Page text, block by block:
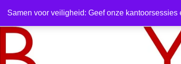
Samen voor veiligheid: Geef onze